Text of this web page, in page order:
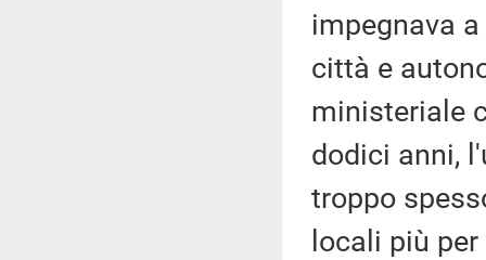
impegnava
città e
ministeriale
dodici anni,
troppo
locali più